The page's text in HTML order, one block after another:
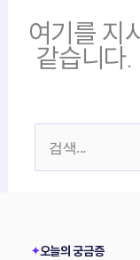
여기를 지
같습니다
✦오늘의 궁금증